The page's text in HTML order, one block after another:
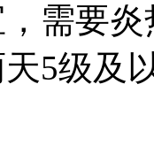
需要
5级及